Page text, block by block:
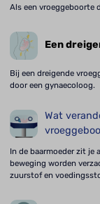
Als een vroeggeboorte
Een
Bij een dreigende
door een gynaecoloog.
Wat
In de baarmoeder zit je
beweging worden
zuurstof en